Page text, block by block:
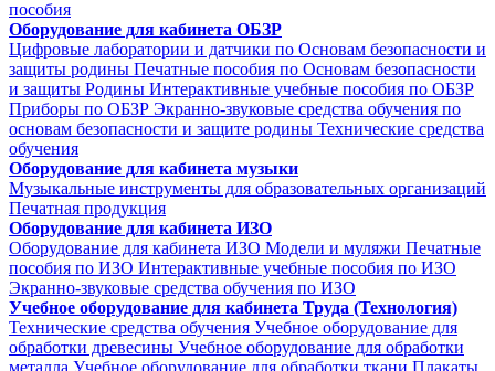
пособия
Оборудование для кабинета ОБЗР
Цифровые лаборатории и датчики по Основам безопасности и
защиты родины Печатные пособия по Основам безопасности
и защиты Родины Интерактивные учебные пособия по ОБЗР
Приборы по ОБЗР Экранно-звуковые средства обучения по
основам безопасности и защите родины Технические средства
обучения
Оборудование для кабинета музыки
Музыкальные инструменты для образовательных организаций
Печатная продукция
Оборудование для кабинета ИЗО
Оборудование для кабинета ИЗО Модели и муляжи Печатные
пособия по ИЗО Интерактивные учебные пособия по ИЗО
Экранно-звуковые средства обучения по ИЗО
Учебное оборудование для кабинета Труда (Технология)
Технические средства обучения Учебное оборудование для
обработки древесины Учебное оборудование для обработки
металла Учебное оборудование для обработки ткани Плакаты